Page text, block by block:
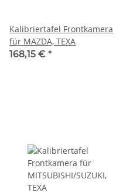
Kalibriertafel Frontkamera
für MAZDA, TEXA
168,15 € *